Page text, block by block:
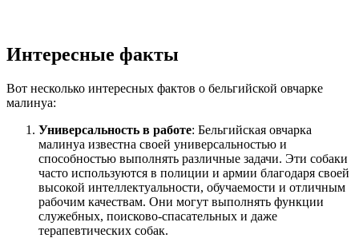
Интересные факты
Вот несколько интересных фактов о бельгийской овчарке
малинуа:
Универсальность в работе: Бельгийская овчарка
малинуа известна своей универсальностью и
способностью выполнять различные задачи. Эти собаки
часто используются в полиции и армии благодаря своей
высокой интеллектуальности, обучаемости и отличным
рабочим качествам. Они могут выполнять функции
служебных, поисково-спасательных и даже
терапевтических собак.